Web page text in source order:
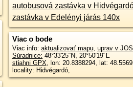
autobusová zastávka v
zastávka v Edelényi járás 140x
Viac o bode
Viac info: aktualizovať mapu, uprav v
Súradnice: 48°33'25"N, 20°50'19"E
stiahni GPX, lon: 20.8388294, lat:
locality: Hidvégardó,